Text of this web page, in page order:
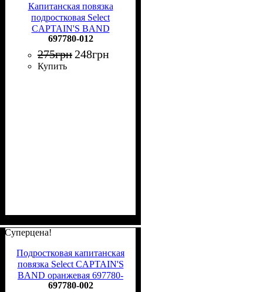
Капитанская повязка
подростковая Select
CAPTAIN'S BAND
эластичная розовая 697780-
012
697780-012
275грн 248грн
Купить
Суперцена!
Подростковая капитанская
повязка Select CAPTAIN'S
BAND оранжевая 697780-
002
697780-002